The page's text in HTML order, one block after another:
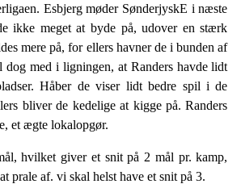
Esbjerg møder SønderjyskE i næste
ikke meget at byde på, udover en stærk
mere på, for ellers havner de i bunden af
dog med i ligningen, at Randers havde lidt
Håber de viser lidt bedre spil i de
bliver de kedelige at kigge på. Randers
et ægte lokalopgør.
hvilket giver et snit på 2 mål pr. kamp,
prale af. vi skal helst have et snit på 3.